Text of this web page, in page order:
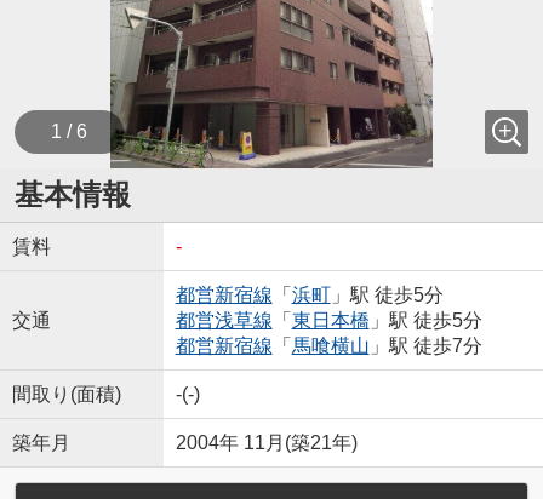
1 / 6
基本情報
賃料 -
交通
都営新宿線 「 浜町」駅 徒歩5分
都営浅草線 「 東日本橋 」駅 徒歩5分
都営新宿線 「 馬喰横山 」駅 徒歩7分
間取り(面積) -(-)
築年月 2004年 11月(築21年)